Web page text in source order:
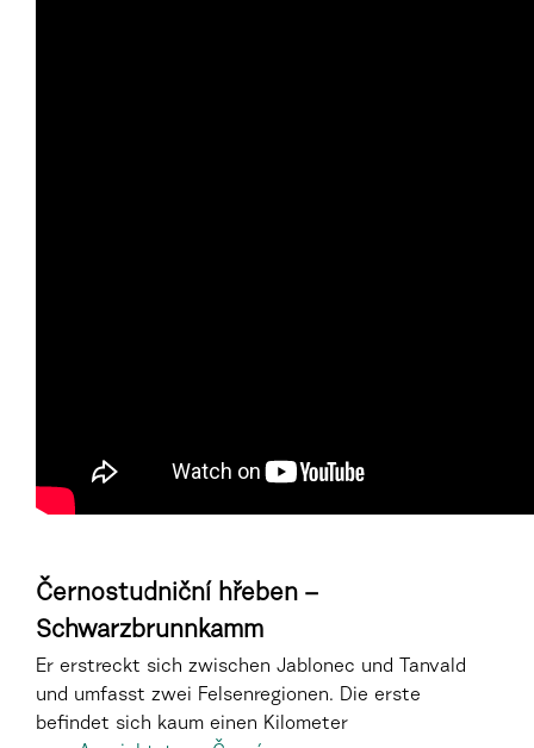
Černostudniční hřeben –
Schwarzbrunnkamm
Er erstreckt sich zwischen Jablonec und Tanvald
und umfasst zwei Felsenregionen. Die erste
befindet sich kaum einen Kilometer